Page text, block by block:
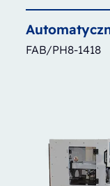
FAB/PH8-1418